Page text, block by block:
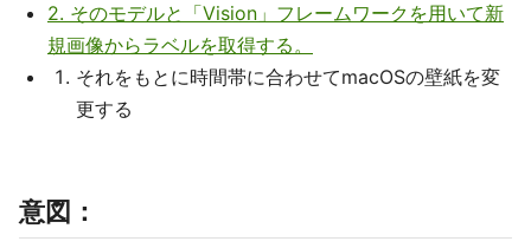
2. そのモデルと「Vision」フレームワークを用いて新
規画像からラベルを取得する。
それをもとに時間帯に合わせてmacOSの壁紙を変
更する
意図：